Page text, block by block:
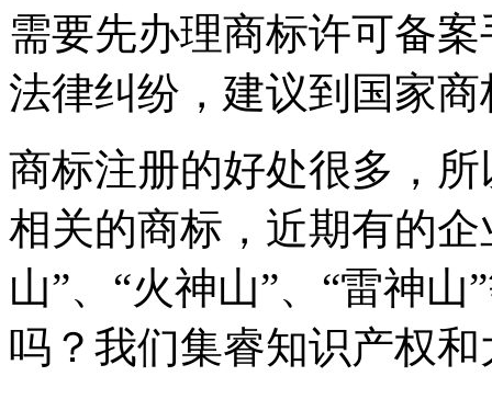
需要先办理商标许可备
法律纠纷，建议到国家
商标注册的好处很多，
相关的商标，近期有的
山”、“火神山”、“雷神
吗？我们集睿知识产权